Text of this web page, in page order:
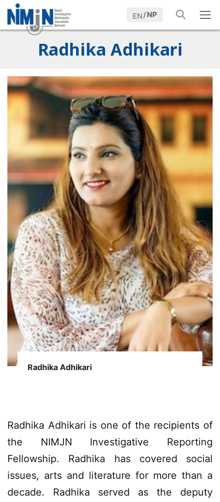
EN /NP
Radhika Adhikari
Radhika Adhikari
Radhika Adhikari is one of the recipients of
the NIMJN Investigative Reporting
Fellowship. Radhika has covered social
issues, arts and literature for more than a
decade. Radhika served as the deputy